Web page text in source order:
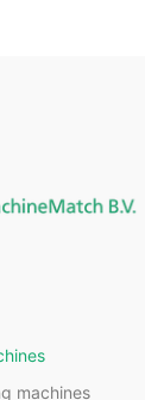
machines